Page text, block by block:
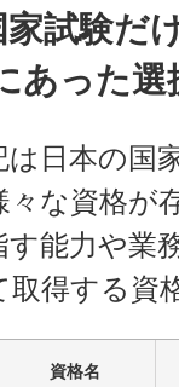
家試験だ
あった選
は日本の
々な資格が
す能力や業
取得する資
資格名